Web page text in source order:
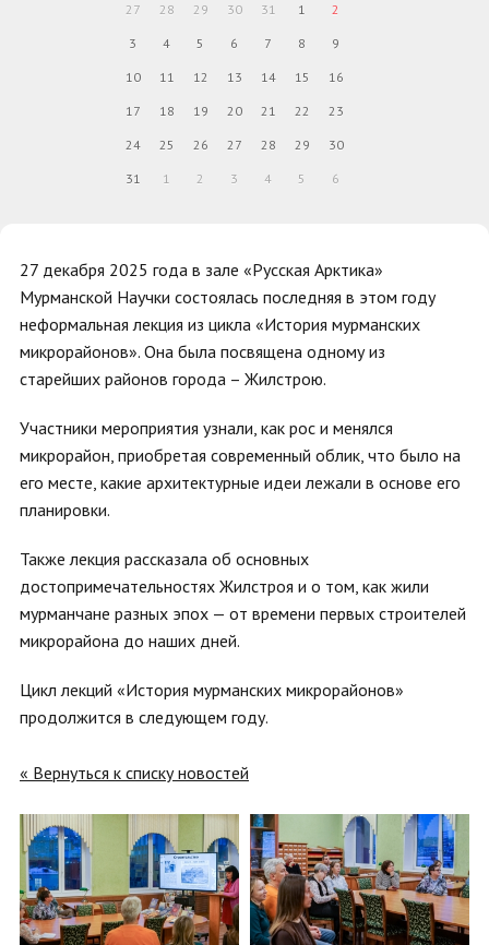
27 декабря 2025 года в зале «Русская Арктика»
Мурманской Научки состоялась последняя в этом году
неформальная лекция из цикла «История мурманских
микрорайонов». Она была посвящена одному из
старейших районов города – Жилстрою.
Участники мероприятия узнали, как рос и менялся
микрорайон, приобретая современный облик, что было на
его месте, какие архитектурные идеи лежали в основе его
планировки.
Также лекция рассказала об основных
достопримечательностях Жилстроя и о том, как жили
мурманчане разных эпох — от времени первых строителей
микрорайона до наших дней.
Цикл лекций «История мурманских микрорайонов»
продолжится в следующем году.
« Вернуться к списку новостей
27 28 29 30 31 1 2
3 4 5 6 7 8 9
10 11 12 13 14 15 16
17 18 19 20 21 22 23
24 25 26 27 28 29 30
31 1 2 3 4 5 6